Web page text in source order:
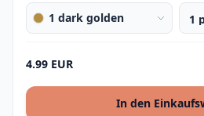
1 dark golden
4.99 EUR
In den